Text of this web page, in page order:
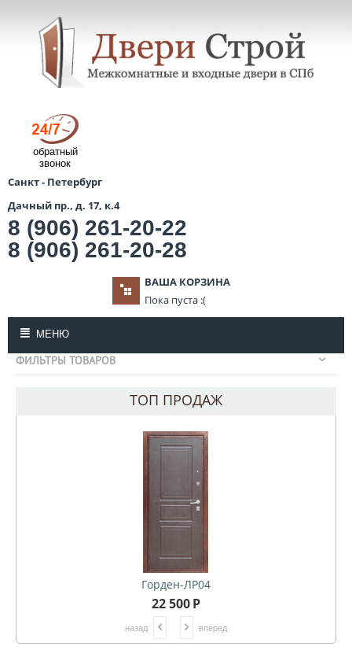
обратный
звонок
Санкт - Петербург
Дачный пр., д. 17, к.4
8 (906) 261-20-22
8 (906) 261-20-28
ВАША КОРЗИНА
Пока пуста :(
МЕНЮ
ФИЛЬТРЫ ТОВАРОВ
ТОП ПРОДАЖ
Горден-ЛР04
22 500Р
назад вперед